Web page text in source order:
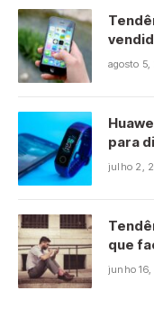
agosto 5,
para
julho 2,
que
junho